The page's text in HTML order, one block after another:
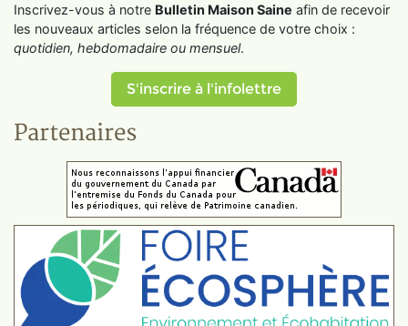
Inscrivez-vous à notre Bulletin Maison Saine afin de recevoir
les nouveaux articles selon la fréquence de votre choix :
quotidien, hebdomadaire ou mensuel.
S'inscrire à l'infolettre
Partenaires